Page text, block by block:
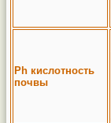
Ph кислотность
почвы